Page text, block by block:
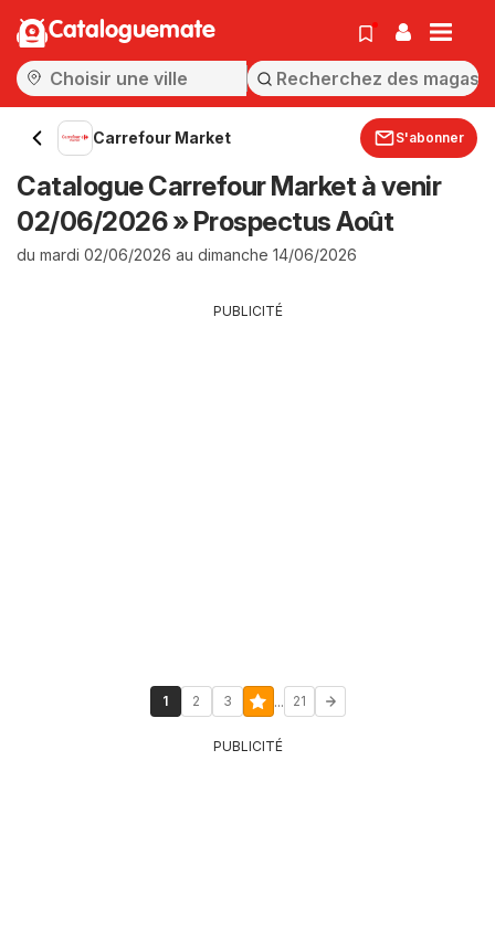
Cataloguemate
Carrefour Market S'abonner
Catalogue Carrefour Market à venir
02/06/2026 » Prospectus Août
du mardi 02/06/2026 au dimanche 14/06/2026
PUBLICITÉ
1 2 3 ... 21
PUBLICITÉ